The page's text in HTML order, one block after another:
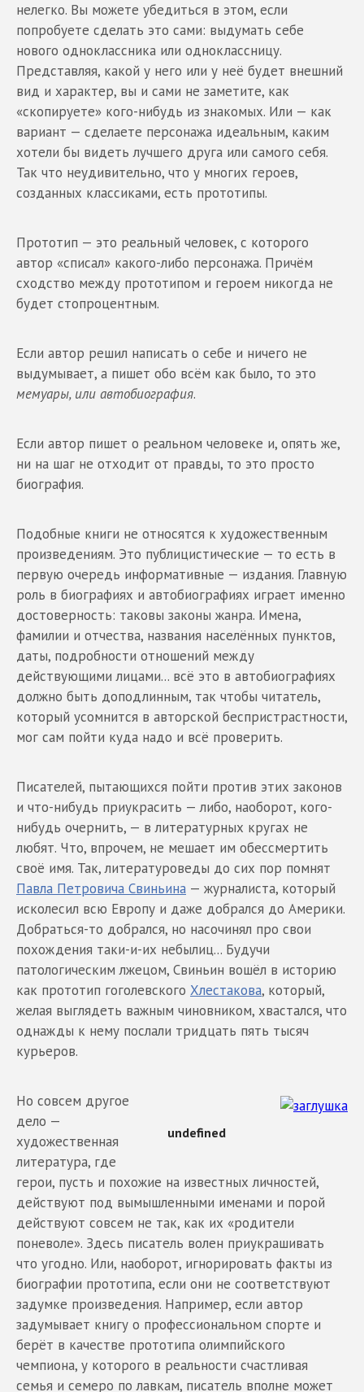
нелегко. Вы можете убедиться в этом, если
попробуете сделать это сами: выдумать себе
нового одноклассника или одноклассницу.
Представляя, какой у него или у неё будет внешний
вид и характер, вы и сами не заметите, как
«скопируете» кого-нибудь из знакомых. Или — как
вариант — сделаете персонажа идеальным, каким
хотели бы видеть лучшего друга или самого себя.
Так что неудивительно, что у многих героев,
созданных классиками, есть прототипы.
Прототип — это реальный человек, с которого
автор «списал» какого-либо персонажа. Причём
сходство между прототипом и героем никогда не
будет стопроцентным.
Если автор решил написать о себе и ничего не
выдумывает, а пишет обо всём как было, то это
мемуары, или автобиография.
Если автор пишет о реальном человеке и, опять же,
ни на шаг не отходит от правды, то это просто
биография.
Подобные книги не относятся к художественным
произведениям. Это публицистические — то есть в
первую очередь информативные — издания. Главную
роль в биографиях и автобиографиях играет именно
достоверность: таковы законы жанра. Имена,
фамилии и отчества, названия населённых пунктов,
даты, подробности отношений между
действующими лицами... всё это в автобиографиях
должно быть доподлинным, так чтобы читатель,
который усомнится в авторской беспристрастности,
мог сам пойти куда надо и всё проверить.
Писателей, пытающихся пойти против этих законов
и что-нибудь приукрасить — либо, наоборот, кого-
нибудь очернить, — в литературных кругах не
любят. Что, впрочем, не мешает им обессмертить
своё имя. Так, литературоведы до сих пор помнят
Павла Петровича Свиньина — журналиста, который
исколесил всю Европу и даже добрался до Америки.
Добраться-то добрался, но насочинял про свои
похождения таки-и-их небылиц... Будучи
патологическим лжецом, Свиньин вошёл в историю
как прототип гоголевского Хлестакова, который,
желая выглядеть важным чиновником, хвастался, что
однажды к нему послали тридцать пять тысяч
курьеров.
Но совсем другое
дело —
художественная
литература, где
герои, пусть и похожие на известных личностей,
действуют под вымышленными именами и порой
действуют совсем не так, как их «родители
поневоле». Здесь писатель волен приукрашивать
что угодно. Или, наоборот, игнорировать факты из
биографии прототипа, если они не соответствуют
задумке произведения. Например, если автор
задумывает книгу о профессиональном спорте и
берёт в качестве прототипа олимпийского
чемпиона, у которого в реальности счастливая
семья и семеро по лавкам, писатель вполне может